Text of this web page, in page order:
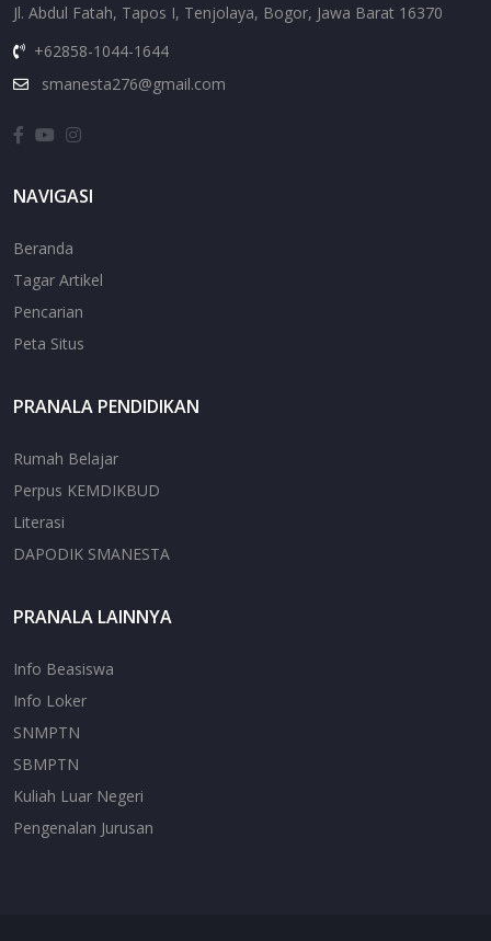
Jl. Abdul Fatah, Tapos I, Tenjolaya, Bogor, Jawa Barat 16370
+62858-1044-1644
smanesta276@gmail.com
NAVIGASI
Beranda
Tagar Artikel
Pencarian
Peta Situs
PRANALA PENDIDIKAN
Rumah Belajar
Perpus KEMDIKBUD
Literasi
DAPODIK SMANESTA
PRANALA LAINNYA
Info Beasiswa
Info Loker
SNMPTN
SBMPTN
Kuliah Luar Negeri
Pengenalan Jurusan